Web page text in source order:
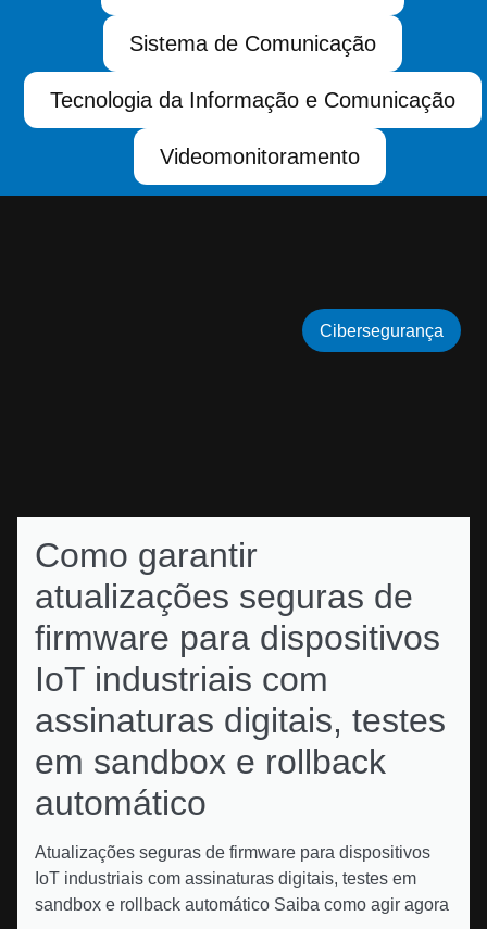
Sistema de Comunicação
Tecnologia da Informação e Comunicação
Videomonitoramento
Como garantir
atualizações seguras de
firmware para dispositivos
IoT industriais com
assinaturas digitais, testes
em sandbox e rollback
automático
Atualizações seguras de firmware para dispositivos
IoT industriais com assinaturas digitais, testes em
sandbox e rollback automático Saiba como agir agora
Cibersegurança